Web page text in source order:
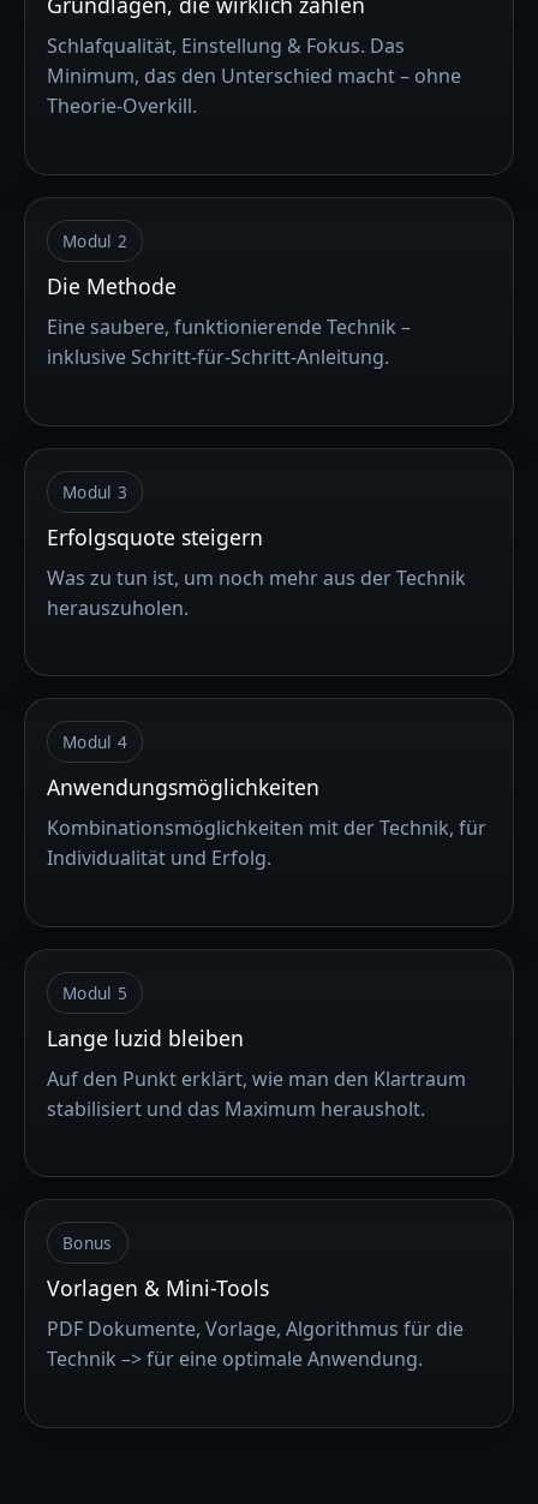
Schlafqualität, Einstellung & Fokus. Das
Minimum, das den Unterschied macht – ohne
Theorie-Overkill.
Modul 2
Die Methode
Eine saubere, funktionierende Technik –
inklusive Schritt-für-Schritt-Anleitung.
Modul 3
Erfolgsquote steigern
Was zu tun ist, um noch mehr aus der Technik
herauszuholen.
Modul 4
Anwendungsmöglichkeiten
Kombinationsmöglichkeiten mit der Technik, für
Individualität und Erfolg.
Modul 5
Lange luzid bleiben
Auf den Punkt erklärt, wie man den Klartraum
stabilisiert und das Maximum herausholt.
Bonus
Vorlagen & Mini-Tools
PDF Dokumente, Vorlage, Algorithmus für die
Technik –> für eine optimale Anwendung.